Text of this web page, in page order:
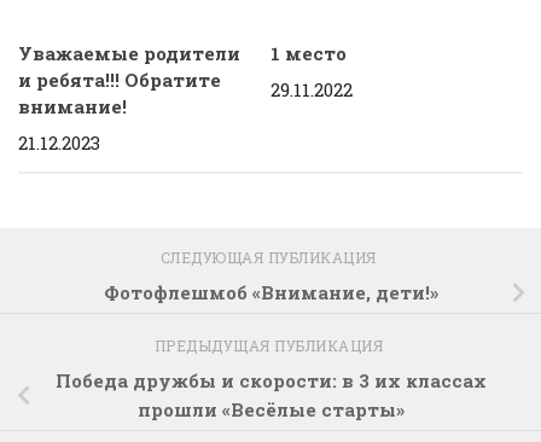
Уважаемые родители
и ребята!!! Обратите
внимание!
21.12.2023
1 место
29.11.2022
СЛЕДУЮЩАЯ ПУБЛИКАЦИЯ
Фотофлешмоб «Внимание, дети!»
ПРЕДЫДУЩАЯ ПУБЛИКАЦИЯ
Победа дружбы и скорости: в 3 их классах
прошли «Весёлые старты»